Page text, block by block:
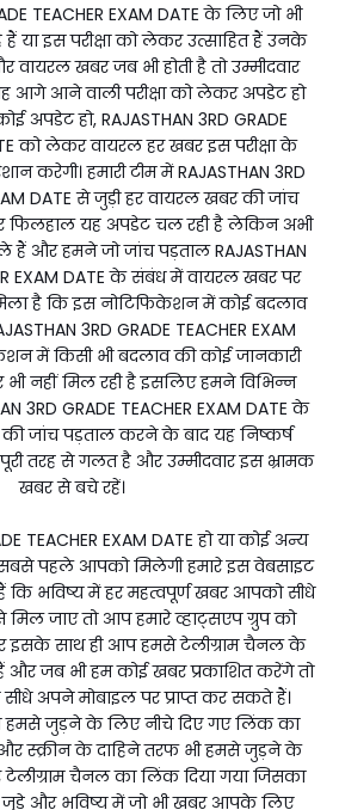
TEACHER EXAM DATE के लिए जो भी
हैं या इस परीक्षा को लेकर उत्साहित हैं उनके
खबर जब भी होती है तो उम्मीदवार
आगे आने वाली परीक्षा को लेकर अपडेट हो
अपडेट हो, RAJASTHAN 3RD GRADE
को लेकर वायरल हर खबर इस परीक्षा के
करेगी। हमारी टीम में RAJASTHAN 3RD
DATE से जुड़ी हर वायरल खबर की जांच
फिलहाल यह अपडेट चल रही है लेकिन अभी
हैं और हमने जो जांच पड़ताल RAJASTHAN
EXAM DATE के संबंध में वायरल खबर पर
है कि इस नोटिफिकेशन में कोई बदलाव
3RD GRADE TEACHER EXAM
में किसी भी बदलाव की कोई जानकारी
नहीं मिल रही है इसलिए हमने विभिन्न
3RD GRADE TEACHER EXAM DATE के
जांच पड़ताल करने के बाद यह निष्कर्ष
तरह से गलत है और उम्मीदवार इस भ्रामक
खबर से बचे रहें।
TEACHER EXAM DATE हो या कोई अन्य
सबसे पहले आपको मिलेगी हमारे इस वेबसाइट
भविष्य में हर महत्वपूर्ण खबर आपको सीधे
जाए तो आप हमारे व्हाट्सएप ग्रुप को
साथ ही आप हमसे टेलीग्राम चैनल के
जब भी हम कोई खबर प्रकाशित करेंगे तो
अपने मोबाइल पर प्राप्त कर सकते हैं।
जुड़ने के लिए नीचे दिए गए लिंक का
स्क्रीन के दाहिने तरफ भी हमसे जुड़ने के
चैनल का लिंक दिया गया जिसका
और भविष्य में जो भी खबर आपके लिए